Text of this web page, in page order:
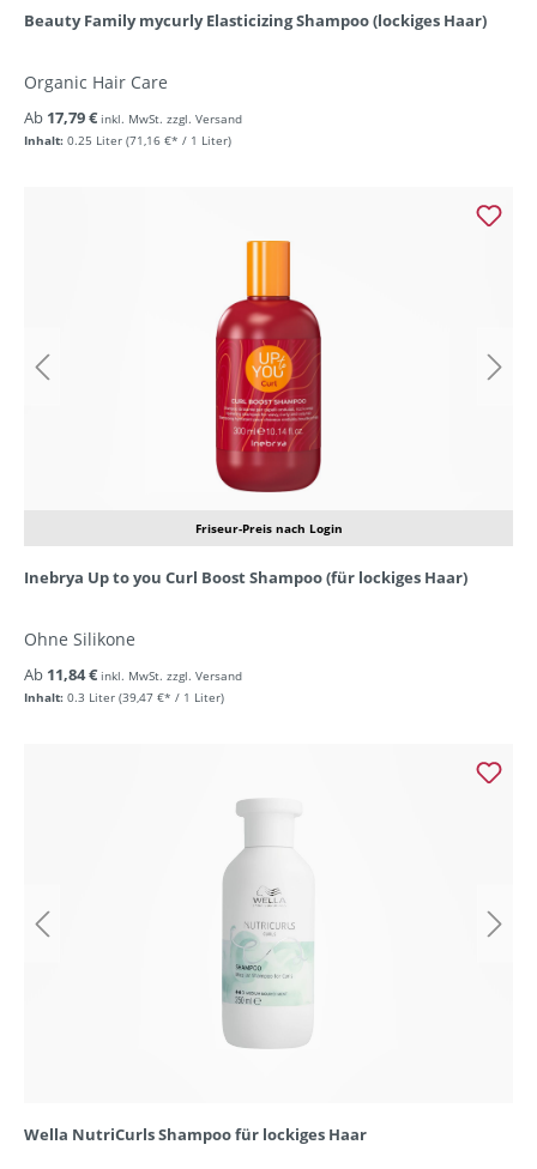
Beauty Family mycurly Elasticizing Shampoo (lockiges Haar)
Organic Hair Care
Inhalt: 0.25 Liter (71,16 €* / 1 Liter)
Ab 17,79 € inkl. MwSt. zzgl. Versand
Friseur-Preis nach Login
Inebrya Up to you Curl Boost Shampoo (für lockiges Haar)
Ohne Silikone
Inhalt: 0.3 Liter (39,47 €* / 1 Liter)
Ab 11,84 € inkl. MwSt. zzgl. Versand
Wella NutriCurls Shampoo für lockiges Haar